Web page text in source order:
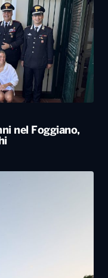
nel Foggiano,